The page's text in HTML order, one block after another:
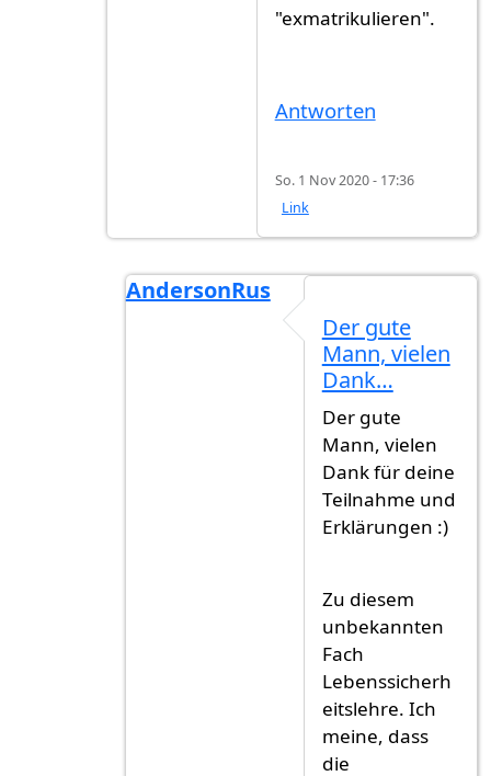
"exmatrikulieren".
Antworten
So. 1 Nov 2020 - 17:36
Link
AndersonRus
Gast (nicht
Der gute
Mann, vielen
Dank…
Der gute
Mann, vielen
Dank für deine
Teilnahme und
Erklärungen :)
Zu diesem
unbekannten
Fach
Lebenssicherh
eitslehre. Ich
meine, dass
die